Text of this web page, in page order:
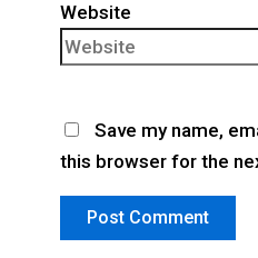
Website
Save my name,
this browser for the